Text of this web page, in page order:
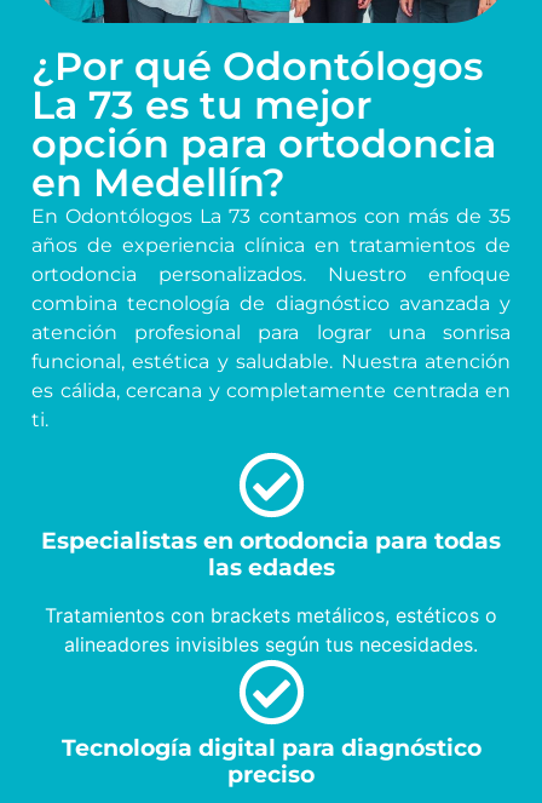
¿Por qué Odontólogos
La 73 es tu mejor
opción para ortodoncia
en Medellín?
En Odontólogos La 73 contamos con más de 35
años de experiencia clínica en tratamientos de
ortodoncia personalizados. Nuestro enfoque
combina tecnología de diagnóstico avanzada y
atención profesional para lograr una sonrisa
funcional, estética y saludable. Nuestra atención
es cálida, cercana y completamente centrada en
ti.
Especialistas en ortodoncia para todas
las edades
Tratamientos con brackets metálicos, estéticos o
alineadores invisibles según tus necesidades.
Tecnología digital para diagnóstico
preciso